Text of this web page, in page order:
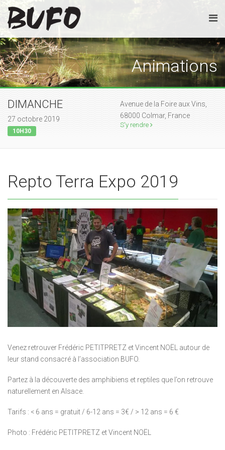
Animations
DIMANCHE
27 octobre 2019
10H30
Avenue de la Foire aux Vins,
68000 Colmar, France
S'y rendre
Repto Terra Expo 2019
Venez retrouver Frédéric PETITPRETZ et Vincent NOËL autour de
leur stand consacré à l’association BUFO.
Partez à la découverte des amphibiens et reptiles que l’on retrouve
naturellement en Alsace.
Tarifs : < 6 ans = gratuit / 6-12 ans = 3€ / > 12 ans = 6 €
Photo : Frédéric PETITPRETZ et Vincent NOËL